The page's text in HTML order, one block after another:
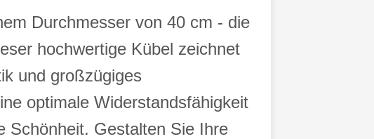
Durchmesser von 40 cm - die
hochwertige Kübel zeichnet
und großzügiges
optimale Widerstandsfähigkeit
Schönheit. Gestalten Sie Ihre